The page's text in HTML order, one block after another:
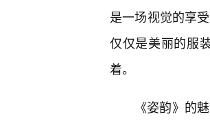
是一场视觉的享
仅仅是美丽的服
着。
《姿韵》的